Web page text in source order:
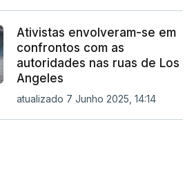
Ativistas envolveram-se em
confrontos com as
autoridades nas ruas de Los
Angeles
atualizado 7 Junho 2025, 14:14